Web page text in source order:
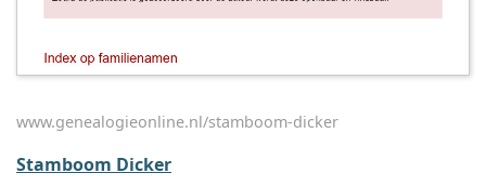
www.genealogieonline.nl/stamboom-dicker
Stamboom Dicker